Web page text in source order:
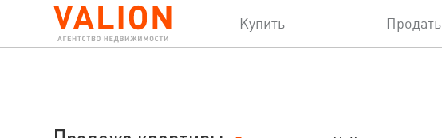
Купить Продать